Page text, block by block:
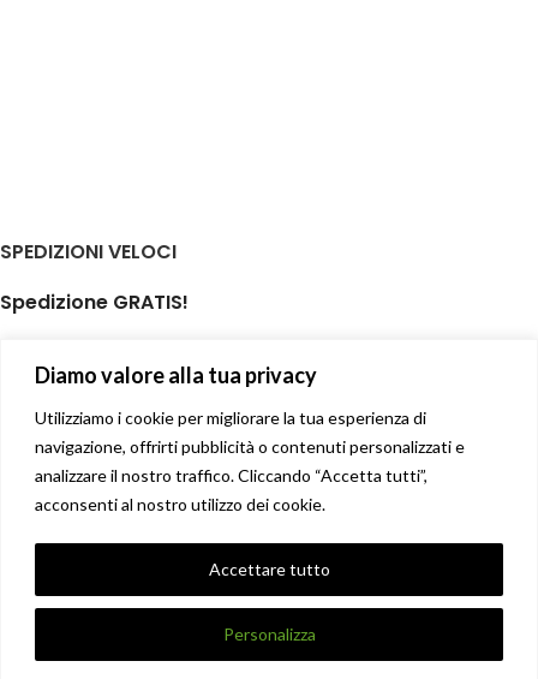
Diamo valore alla tua privacy
Utilizziamo i cookie per migliorare la tua esperienza di
navigazione, offrirti pubblicità o contenuti personalizzati e
analizzare il nostro traffico. Cliccando “Accetta tutti”,
acconsenti al nostro utilizzo dei cookie.
Personalizza
Accettare tutto
SPEDIZIONI VELOCI
Spedizione GRATIS!
isole minori non incluse
Soddisfatti o rimborsati
14 giorni diritto di recesso facile
Condizioni di vendita